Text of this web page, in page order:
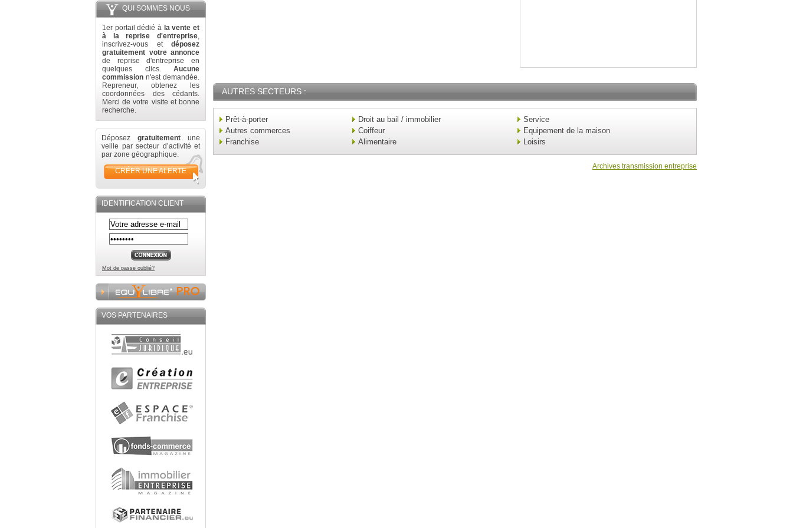
QUI SOMMES NOUS
1er portail dédié à la vente et
à la reprise d'entreprise,
inscrivez-vous et déposez
gratuitement votre annonce
de reprise d'entreprise en
quelques clics. Aucune
commission n'est demandée.
Repreneur, obtenez les
coordonnées des cédants.
Merci de votre visite et bonne
recherche.
Déposez gratuitement une
veille par secteur d’activité et
par zone géographique.
CRÉER UNE ALERTE
IDENTIFICATION CLIENT
Mot de passe oublié?
VOS PARTENAIRES
AUTRES SECTEURS :
Prêt-à-porter
Autres commerces
Franchise
Droit au bail / immobilier
Coiffeur
Alimentaire
Service
Equipement de la maison
Loisirs
Archives transmission entreprise